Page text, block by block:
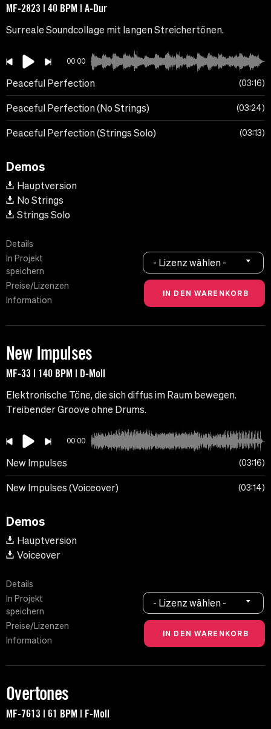
MF-2823 | 40 BPM | A-Dur
Surreale Soundcollage mit langen Streichertönen.
00:00
Peaceful Perfection 03:16
Peaceful Perfection (No Strings) 03:24
Peaceful Perfection (Strings Solo) 03:13
Demos
Hauptversion
No Strings
Strings Solo
Details
In Projekt
speichern
Preise/Lizenzen
Information
- Lizenz wählen -
New Impulses
MF-33 | 140 BPM | D-Moll
Elektronische Töne, die sich diffus im Raum bewegen.
Treibender Groove ohne Drums.
00:00
New Impulses 03:16
New Impulses (Voiceover) 03:14
Demos
Hauptversion
Voiceover
Details
In Projekt
speichern
Preise/Lizenzen
Information
- Lizenz wählen -
Overtones
MF-7613 | 61 BPM | F-Moll